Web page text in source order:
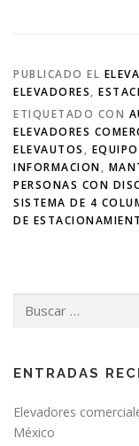
PUBLICADO EL
ELEVADORES,
ETIQUETADO CON
ELEVADORES
ELEVAUTOS,
INFORMACION,
PERSONAS CON
SISTEMA DE 4
DE
ENTRADAS
Elevadores
México